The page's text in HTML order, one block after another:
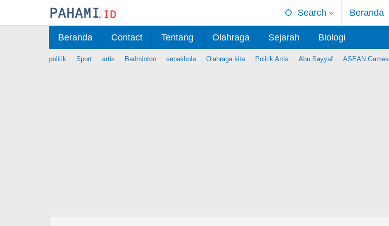
Search Beranda
Beranda Contact Tentang Olahraga Sejarah Biologi
politik Sport artis Badminton sepakbola Olahraga kita Politik Artis Abu Sayyaf ASEAN Games